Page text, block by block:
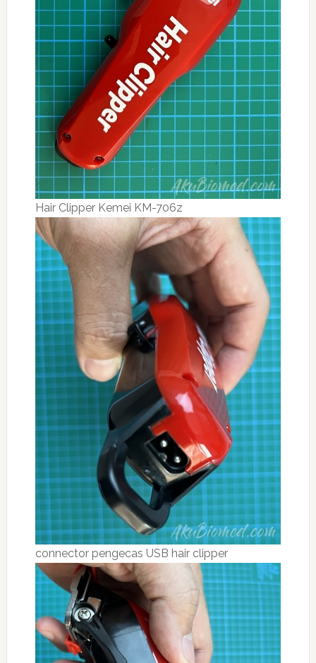
Hair Clipper Kemei KM-706z
connector pengecas USB hair clipper